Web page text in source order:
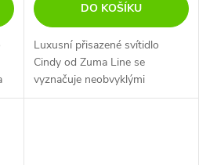
DO KOŠÍKU
Luxusní přisazené svítidlo
Cindy od Zuma Line se
vyznačuje neobvyklými
tvary. Kovovou konstrukci